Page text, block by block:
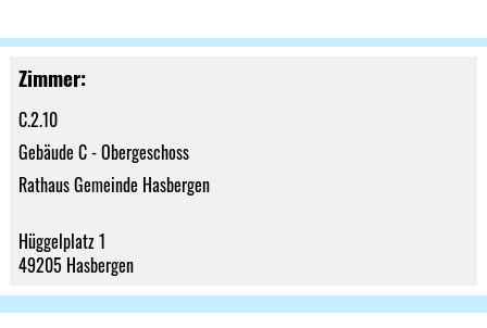
Zimmer:
C.2.10
Gebäude C - Obergeschoss
Rathaus Gemeinde Hasbergen
Hüggelplatz 1
49205 Hasbergen